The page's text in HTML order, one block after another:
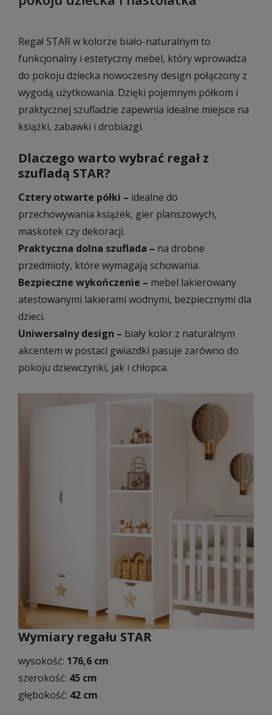
Regał STAR w kolorze biało-naturalnym to
funkcjonalny i estetyczny mebel, który wprowadza
do pokoju dziecka nowoczesny design połączony z
wygodą użytkowania. Dzięki pojemnym półkom i
praktycznej szufladzie zapewnia idealne miejsce na
książki, zabawki i drobiazgi.
Dlaczego warto wybrać regał z
szufladą STAR?
Cztery otwarte półki – idealne do
przechowywania książek, gier planszowych,
maskotek czy dekoracji.
Praktyczna dolna szuflada – na drobne
przedmioty, które wymagają schowania.
Bezpieczne wykończenie – mebel lakierowany
atestowanymi lakierami wodnymi, bezpiecznymi dla
dzieci.
Uniwersalny design – biały kolor z naturalnym
akcentem w postaci gwiazdki pasuje zarówno do
pokoju dziewczynki, jak i chłopca.
Wymiary regału STAR
wysokość: 176,6 cm
szerokość: 45 cm
głębokość: 42 cm